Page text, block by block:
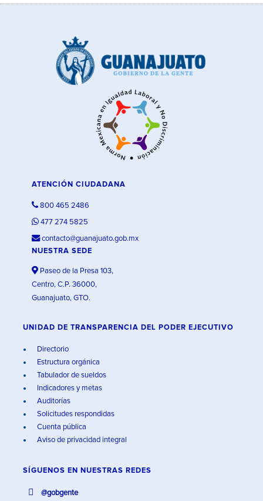
ATENCIÓN CIUDADANA
800 465 2486
477 274 5825
contacto@guanajuato.gob.mx
NUESTRA SEDE
Paseo de la Presa 103,
Centro, C.P. 36000,
Guanajuato, GTO.
UNIDAD DE TRANSPARENCIA DEL PODER EJECUTIVO
Directorio
Estructura orgánica
Tabulador de sueldos
Indicadores y metas
Auditorías
Solicitudes respondidas
Cuenta pública
Aviso de privacidad integral
SÍGUENOS EN NUESTRAS REDES
@gobgente